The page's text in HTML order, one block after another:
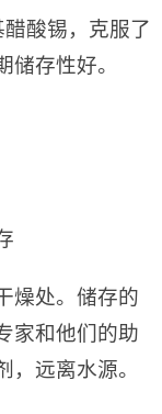
酸锡，克服了
存性好。
燥处。储存的
家和他们的助
远离水源。